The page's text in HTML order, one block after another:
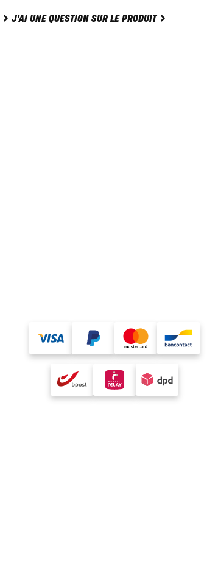
J'AI UNE QUESTION SUR LE PRODUIT